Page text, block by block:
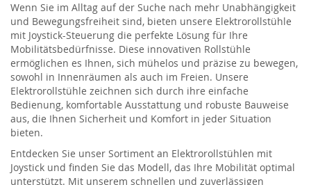
Wenn Sie im Alltag auf der Suche nach mehr Unabhängigkeit
und Bewegungsfreiheit sind, bieten unsere Elektrorollstühle
mit Joystick-Steuerung die perfekte Lösung für Ihre
Mobilitätsbedürfnisse. Diese innovativen Rollstühle
ermöglichen es Ihnen, sich mühelos und präzise zu bewegen,
sowohl in Innenräumen als auch im Freien. Unsere
Elektrorollstühle zeichnen sich durch ihre einfache
Bedienung, komfortable Ausstattung und robuste Bauweise
aus, die Ihnen Sicherheit und Komfort in jeder Situation
bieten.
Entdecken Sie unser Sortiment an Elektrorollstühlen mit
Joystick und finden Sie das Modell, das Ihre Mobilität optimal
unterstützt. Mit unserem schnellen und zuverlässigen